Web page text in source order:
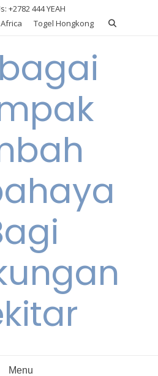
+2782 444 YEAH
Togel Hongkong
Menu